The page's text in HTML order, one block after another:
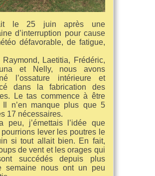
le 25 juin après une
d’interruption pour cause
défavorable, de fatigue,
Raymond, Laetitia, Frédéric,
et Nelly, nous avons
l’ossature intérieure et
dans la fabrication des
Le tas commence à être
Il n’en manque plus que 5
17 nécessaires.
peu, j’émettais l’idée que
pourrions lever les poutres le
si tout allait bien. En fait,
de vent et les orages qui
succédés depuis plus
semaine nous ont un peu